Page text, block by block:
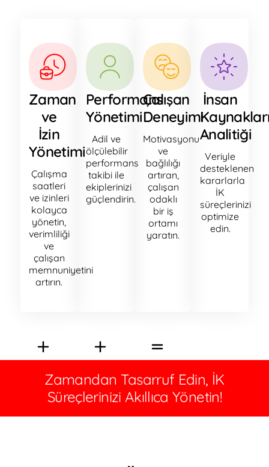
Zaman
ve
İzin
Yönetimi
Çalışma
saatleri
ve izinleri
kolayca
yönetin,
verimliliği
ve
çalışan
memnuniyetini
artırın.
Performans
Yönetimi
Adil ve
ölçülebilir
performans
takibi ile
ekiplerinizi
güçlendirin.
Çalışan
Deneyimi
Motivasyonu
ve
bağlılığı
artıran,
çalışan
odaklı
bir iş
ortamı
yaratın.
İnsan
Analitiği
Veriyle
desteklenen
kararlarla
İK
süreçlerinizi
optimize
edin.
Zamandan Tasarruf Edin, İK
Süreçlerinizi Akıllıca Yönetin!